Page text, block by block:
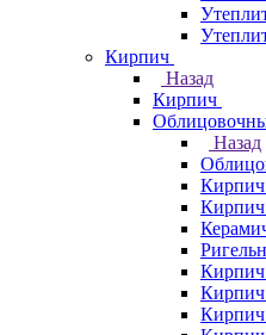
Кирпич
Назад
Кирпич
Назад
Кирпич
Кирпич
Кирпич